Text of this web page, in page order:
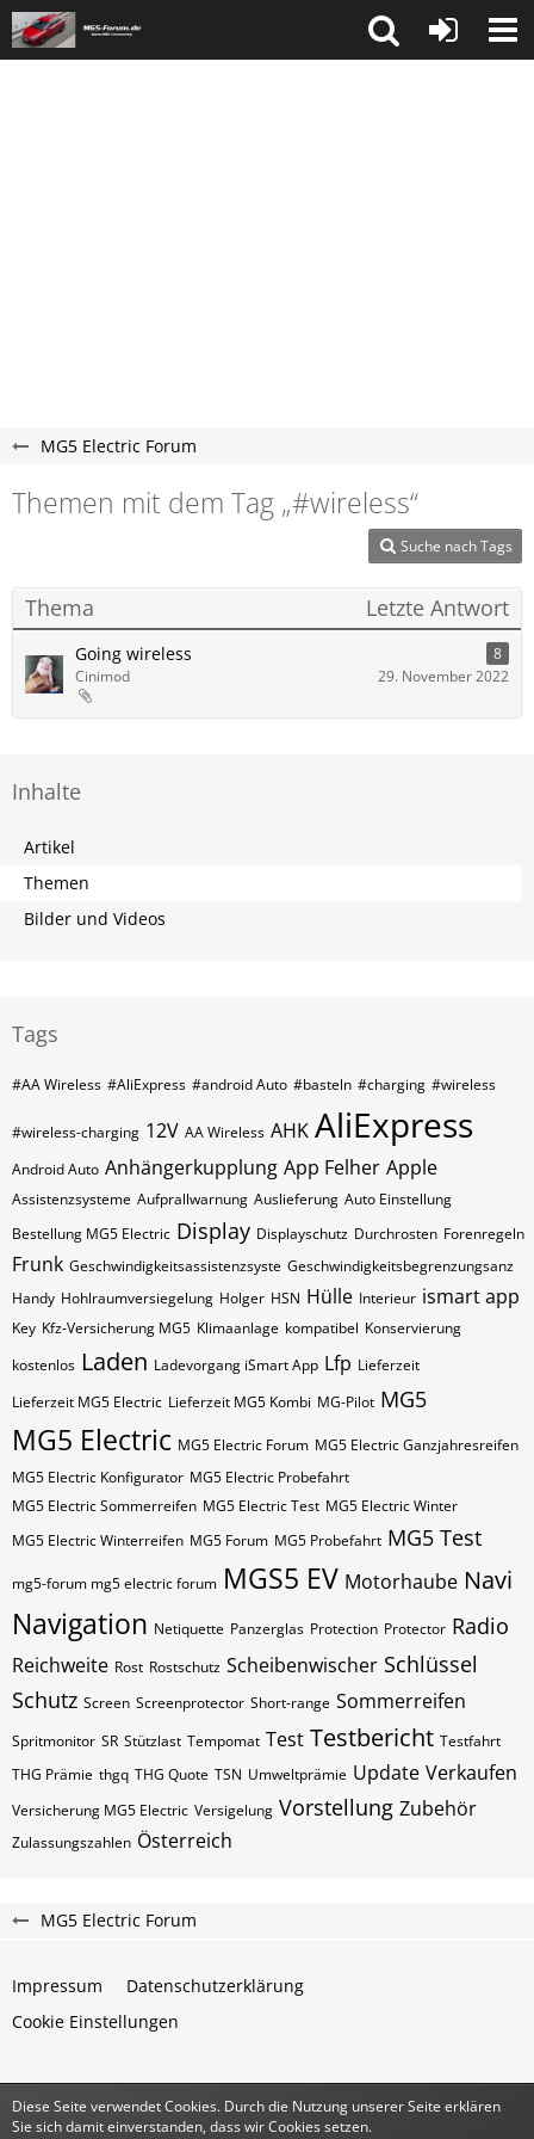
MG5 Electric Forum
Themen mit dem Tag „#wireless“
Suche nach Tags
Thema Letzte Antwort
Going wireless
8
Cinimod
29. November 2022
Inhalte
Artikel
Themen
Bilder und Videos
Tags
#AA Wireless #AliExpress #android Auto #basteln #charging #wireless
#wireless-charging 12V AA Wireless AHK AliExpress
Android Auto Anhängerkupplung App Felher Apple
Assistenzsysteme Aufprallwarnung Auslieferung Auto Einstellung
Bestellung MG5 Electric Display Displayschutz Durchrosten Forenregeln
Frunk Geschwindigkeitsassistenzsyste Geschwindigkeitsbegrenzungsanz
Handy Hohlraumversiegelung Holger HSN Hülle Interieur ismart app
Key Kfz-Versicherung MG5 Klimaanlage kompatibel Konservierung
kostenlos Laden Ladevorgang iSmart App Lfp Lieferzeit
Lieferzeit MG5 Electric Lieferzeit MG5 Kombi MG-Pilot MG5
MG5 Electric MG5 Electric Forum MG5 Electric Ganzjahresreifen
MG5 Electric Konfigurator MG5 Electric Probefahrt
MG5 Electric Sommerreifen MG5 Electric Test MG5 Electric Winter
MG5 Electric Winterreifen MG5 Forum MG5 Probefahrt MG5 Test
mg5-forum mg5 electric forum MGS5 EV Motorhaube Navi
Navigation Netiquette Panzerglas Protection Protector Radio
Reichweite Rost Rostschutz Scheibenwischer Schlüssel
Schutz Screen Screenprotector Short-range Sommerreifen
Spritmonitor SR Stützlast Tempomat Test Testbericht Testfahrt
THG Prämie thgq THG Quote TSN Umweltprämie Update Verkaufen
Versicherung MG5 Electric Versigelung Vorstellung Zubehör
Zulassungszahlen Österreich
MG5 Electric Forum
Impressum
Datenschutzerklärung
Cookie Einstellungen
Community-Software:WoltLab Suite™
Diese Seite verwendet Cookies. Durch die Nutzung unserer Seite erklären
Sie sich damit einverstanden, dass wir Cookies setzen.